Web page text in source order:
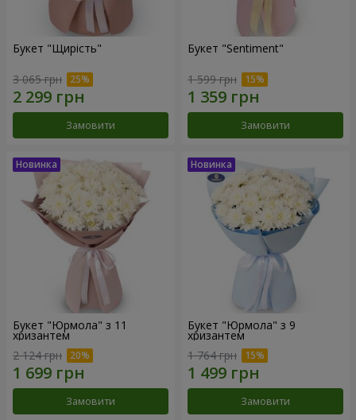
Букет "Щирість"
3 065 грн
Замовити
Букет "Sentiment"
1 599 грн
Замовити
Букет "Юрмола" з 11
хризантем
2 124 грн
Замовити
Букет "Юрмола" з 9
хризантем
1 764 грн
Замовити